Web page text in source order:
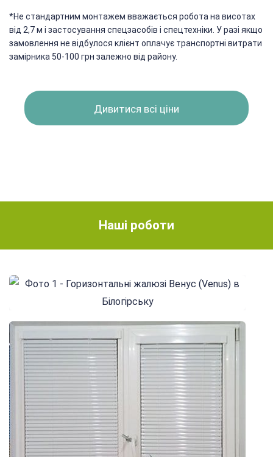
*Не стандартним монтажем вважається робота на висотах
від 2,7 м і застосування спецзасобів і спецтехніки. У разі якщо
замовлення не відбулося клієнт оплачує транспортні витрати
замірника 50-100 грн залежно від району.
Дивитися всі ціни
Наші роботи